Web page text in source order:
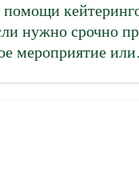
помощи
нужно срочно
мероприятие